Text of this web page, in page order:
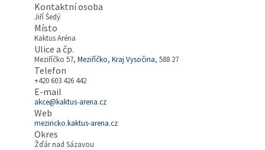
Kontaktní osoba
Jiří Šedý
Místo
Kaktus Aréna
Ulice a čp.
Meziříčko 57,Meziříčko,Kraj Vysočina, 588 27
Telefon
+420 603 426 442
E-mail
akce@kaktus-arena.cz
Web
meziricko.kaktus-arena.cz
Okres
Žďár nad Sázavou